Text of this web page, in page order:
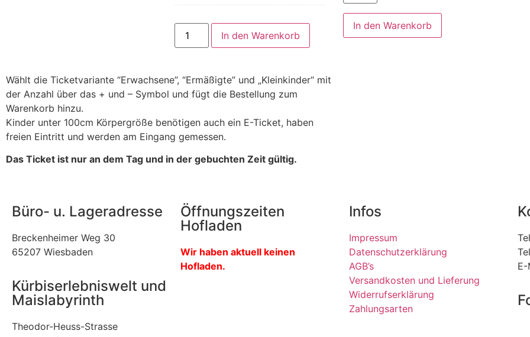
In den Warenkorb
Wählt die Ticketvariante “Erwachsene”, “Ermäßigte” und „Kleinkinder“ mit
der Anzahl über das + und – Symbol und fügt die Bestellung zum
Warenkorb hinzu.
Kinder unter 100cm Körpergröße benötigen auch ein E-Ticket, haben
freien Eintritt und werden am Eingang gemessen.
Das Ticket ist nur an dem Tag und in der gebuchten Zeit gültig.
In den Warenkorb
Büro- u. Lageradresse
Breckenheimer Weg 30
65207 Wiesbaden
Kürbiserlebniswelt und
Maislabyrinth
Theodor-Heuss-Strasse
Öffnungszeiten
Hofladen
Wir haben aktuell keinen
Hofladen.
Infos
Impressum
Datenschutzerklärung
AGB’s
Versandkosten und Lieferung
Widerrufserklärung
Zahlungsarten
E-